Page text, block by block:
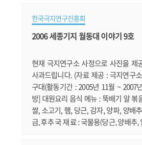
라의 세종기지가 있는 남극반도 지역
는 북빅토리아랜드 지역은 남극에서 암
한국극지연구진흥회
2006 세종기지 월동대 이야기 9호
현재 극지연구소 사정으로 사진을 제
사과드립니다. (자료 제공 : 극지연구
구대(활동기간 : 2005년 11월 ~ 2007
방] 대원요리 음식 메뉴 : 뚝배기 알 볶
쌀, 소고기, 햄, 당근, 감자, 양파, 양배
금, 후추 국 재 료 : 국물용(당근, 양배추,